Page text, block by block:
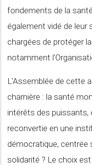
fondements de la
également vidé de
chargées de protéger
notamment
L'Assemblée de cette
charnière : la santé
intérêts des puissants,
reconvertie en une
démocratique, centrée
solidarité ? Le choix